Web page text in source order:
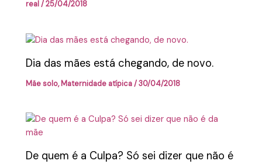
real/25/04/2018
Dia das mães está chegando, de novo.
Mãe solo,Maternidade atípica/30/04/2018
De quem é a Culpa? Só sei dizer que não é